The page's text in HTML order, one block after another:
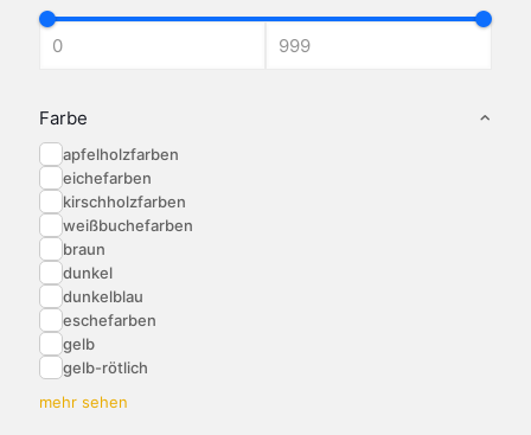
Farbe
apfelholzfarben
eichefarben
kirschholzfarben
weißbuchefarben
braun
dunkel
dunkelblau
eschefarben
gelb
gelb-rötlich
mehr sehen